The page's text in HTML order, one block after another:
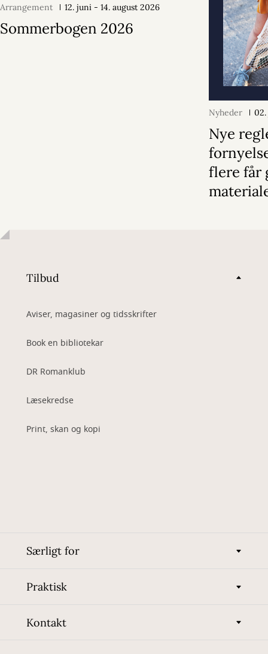
Arrangement 12. juni - 14. august 2026
Sommerbogen 2026
Nyheder
Nye
flere får
Tilbud
Aviser, magasiner og tidsskrifter
Book en bibliotekar
DR Romanklub
Læsekredse
Print, skan og kopi
Særligt for
Praktisk
Kontakt